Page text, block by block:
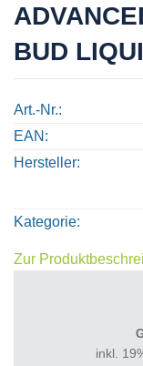
BUD
Art.-Nr.
EAN
Hersteller
Kategorie
Zur
inkl.